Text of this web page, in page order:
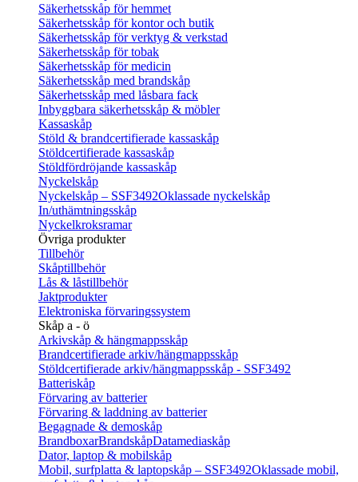
Säkerhetsskåp för hemmet
Säkerhetsskåp för kontor och butik
Säkerhetsskåp för verktyg & verkstad
Säkerhetsskåp för tobak
Säkerhetsskåp för medicin
Säkerhetsskåp med brandskåp
Säkerhetsskåp med låsbara fack
Inbyggbara säkerhetsskåp & möbler
Kassaskåp
Stöld & brandcertifierade kassaskåp
Stöldcertifierade kassaskåp
Stöldfördröjande kassaskåp
Nyckelskåp
Nyckelskåp – SSF3492Oklassade nyckelskåp
In/uthämtningsskåp
Nyckelkroksramar
Övriga produkter
Tillbehör
Skåptillbehör
Lås & låstillbehör
Jaktprodukter
Elektroniska förvaringssystem
Skåp a - ö
Arkivskåp & hängmappsskåp
Brandcertifierade arkiv/hängmappsskåp
Stöldcertifierade arkiv/hängmappsskåp - SSF3492
Batteriskåp
Förvaring av batterier
Förvaring & laddning av batterier
Begagnade & demoskåp
BrandboxarBrandskåpDatamediaskåp
Dator, laptop & mobilskåp
Mobil, surfplatta & laptopskåp – SSF3492Oklassade mobil,